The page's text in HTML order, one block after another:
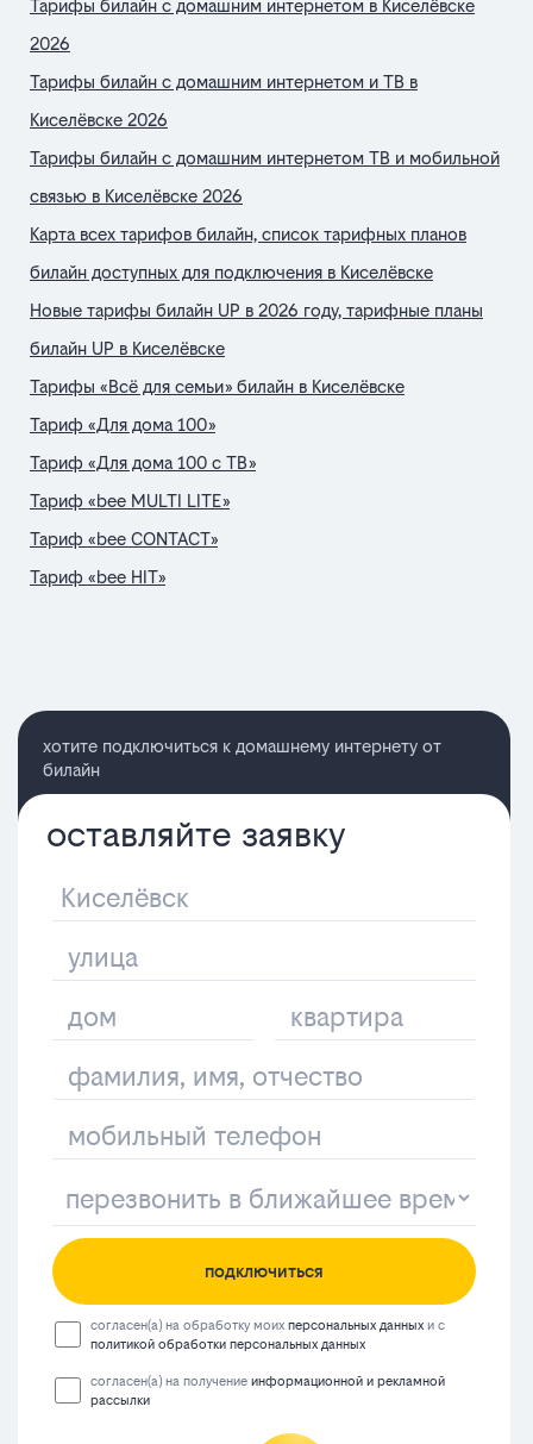
Тарифы билайн с домашним интернетом в Киселёвске
2026
Тарифы билайн с домашним интернетом и ТВ в
Киселёвске 2026
Тарифы билайн с домашним интернетом ТВ и мобильной
связью в Киселёвске 2026
Карта всех тарифов билайн, список тарифных планов
билайн доступных для подключения в Киселёвске
Новые тарифы билайн UP в 2026 году, тарифные планы
билайн UP в Киселёвске
Тарифы «Всё для семьи» билайн в Киселёвске
Тариф «Для дома 100»
Тариф «Для дома 100 с ТВ»
Тариф «bee MULTI LITE»
Тариф «bee CONTACT»
Тариф «bee HIT»
хотите подключиться к домашнему интернету от
билайн
оставляйте заявку
подключиться
согласен(а) на обработку моихперсональных данных и с
политикой обработки персональных данных
согласен(а) на получениеинформационной и рекламной
рассылки